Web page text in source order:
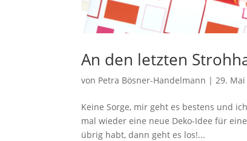
An den letzten
von Petra Bösner-Handelmann |29.
Keine Sorge, mir geht es bestens und
mal wieder eine neue Deko-Idee für
übrig habt, dann geht es los!...